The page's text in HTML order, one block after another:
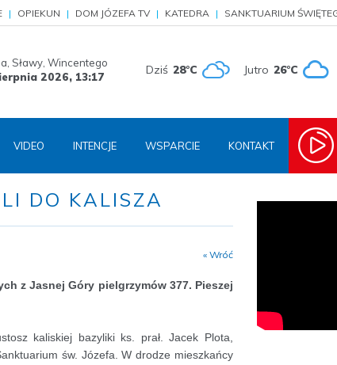
OPIEKUN DOM JÓZEFA TV KATEDRA SANKTUARIUM
Sławy, Wincentego
2026, 13:18 Dziś 28°C Jutro 26°C
VIDEO INTENCJE WSPARCIE KONTAKT
DO KALISZA
« Wróć
z Jasnej Góry pielgrzymów 377. Pieszej
kaliskiej bazyliki ks. prał. Jacek Plota,
św. Józefa. W drodze mieszkańcy